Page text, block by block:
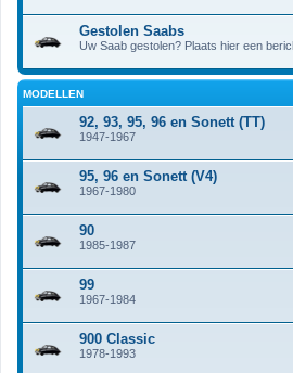
Gestolen Saabs
Uw Saab gestolen? Plaats hier een
MODELLEN
92, 93, 95, 96 en Sonett (TT)
1947-1967
95, 96 en Sonett (V4)
1967-1980
90
1985-1987
99
1967-1984
900 Classic
1978-1993